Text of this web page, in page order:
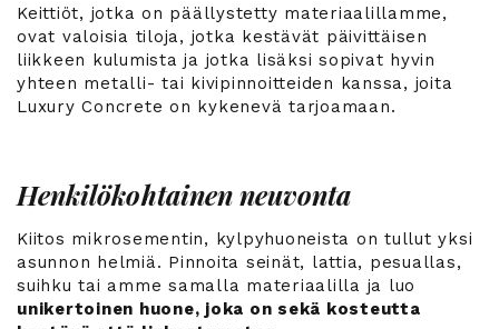
Keittiöt, jotka on päällystetty materiaalillamme,
ovat valoisia tiloja, jotka kestävät päivittäisen
liikkeen kulumista ja jotka lisäksi sopivat hyvin
yhteen metalli- tai kivipinnoitteiden kanssa, joita
Luxury Concrete on kykenevä tarjoamaan.
Henkilökohtainen neuvonta
Kiitos mikrosementin, kylpyhuoneista on tullut yksi
asunnon helmiä. Pinnoita seinät, lattia, pesuallas,
suihku tai amme samalla materiaalilla ja luo
unikertoinen huone, joka on sekä kosteutta